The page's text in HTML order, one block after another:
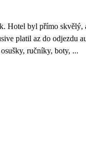
zejména všichni barmani a kuchaři. Skvělé služby také v
ručníky, boty, ...